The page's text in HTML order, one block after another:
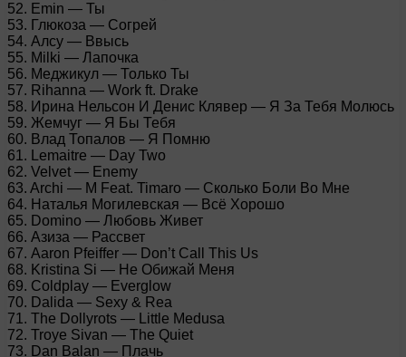
52. Emin — Ты
53. Глюкоза — Согрей
54. Алсу — Ввысь
55. Milki — Лапочка
56. Меджикул — Только Ты
57. Rihanna — Work ft. Drake
58. Ирина Нельсон И Денис Клявер — Я За Тебя Молюсь
59. Жемчуг — Я Бы Тебя
60. Влад Топалов — Я Помню
61. Lemaitre — Day Two
62. Velvet — Enemy
63. Archi — M Feat. Timaro — Сколько Боли Во Мне
64. Наталья Могилевская — Всё Хорошо
65. Domino — Любовь Живет
66. Азиза — Рассвет
67. Aaron Pfeiffer — Don’t Call This Us
68. Kristina Si — Не Обижай Меня
69. Coldplay — Everglow
70. Dalida — Sexy & Rea
71. The Dollyrots — Little Medusa
72. Troye Sivan — The Quiet
73. Dan Balan — Плачь